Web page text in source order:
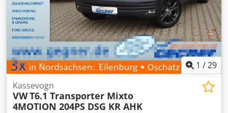
Åbningstider: Man-fre 8.00-12.00 og 13.30-17.00, lørdag
9.00-11.30 Dcedezr Aivjpfx Apvok Flere køretøjer på :
1 /29
Kassevogn
VWT6.1 Transporter Mixto
4MOTION 204PS DSG KR AHK